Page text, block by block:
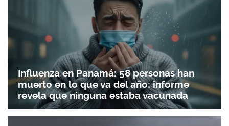
Influenza en Panamá: 58 personas han
muerto en lo que va del año; informe
revela que ninguna estaba vacunada